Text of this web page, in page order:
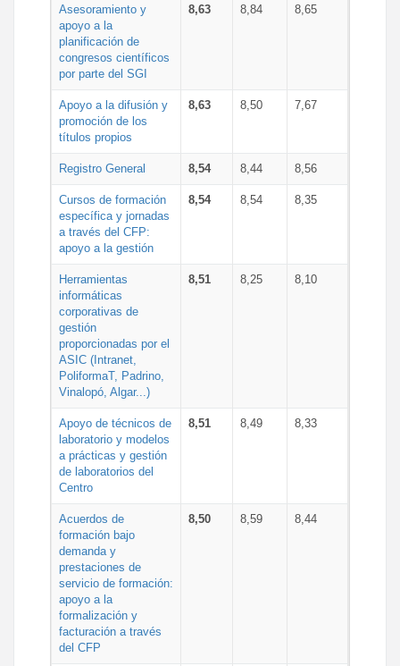
Asesoramiento y
apoyo a la
planificación de
congresos científicos
por parte del SGI
8,63 8,84 8,65
Apoyo a la difusión y
promoción de los
títulos propios
8,63 8,50 7,67
Registro General 8,54 8,44 8,56
Cursos de formación
específica y jornadas
a través del CFP:
apoyo a la gestión
8,54 8,54 8,35
Herramientas
informáticas
corporativas de
gestión
proporcionadas por el
ASIC (Intranet,
PoliformaT, Padrino,
Vinalopó, Algar...)
8,51 8,25 8,10
Apoyo de técnicos de
laboratorio y modelos
a prácticas y gestión
de laboratorios del
Centro
8,51 8,49 8,33
Acuerdos de
formación bajo
demanda y
prestaciones de
servicio de formación:
apoyo a la
formalización y
facturación a través
del CFP
8,50 8,59 8,44